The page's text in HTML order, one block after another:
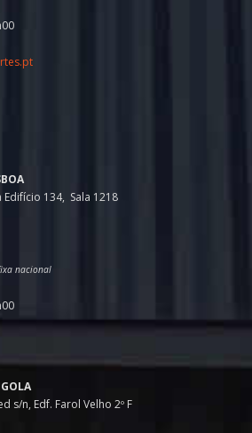
134, Sala 1218
nacional
s/n, Edf. Farol Velho 2º F